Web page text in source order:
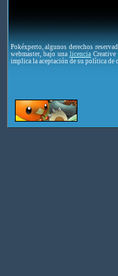
Pokéxperto, algunos derechos
webmaster, bajo una licenciaCreative
implica la aceptación de su política de